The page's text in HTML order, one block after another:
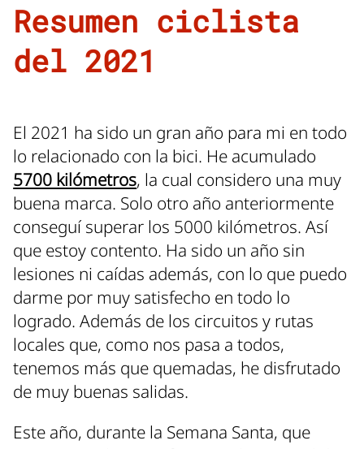
Resumen ciclista
del 2021
El 2021 ha sido un gran año para mi en todo
lo relacionado con la bici. He acumulado
5700 kilómetros, la cual considero una muy
buena marca. Solo otro año anteriormente
conseguí superar los 5000 kilómetros. Así
que estoy contento. Ha sido un año sin
lesiones ni caídas además, con lo que puedo
darme por muy satisfecho en todo lo
logrado. Además de los circuitos y rutas
locales que, como nos pasa a todos,
tenemos más que quemadas, he disfrutado
de muy buenas salidas.
Este año, durante la Semana Santa, que